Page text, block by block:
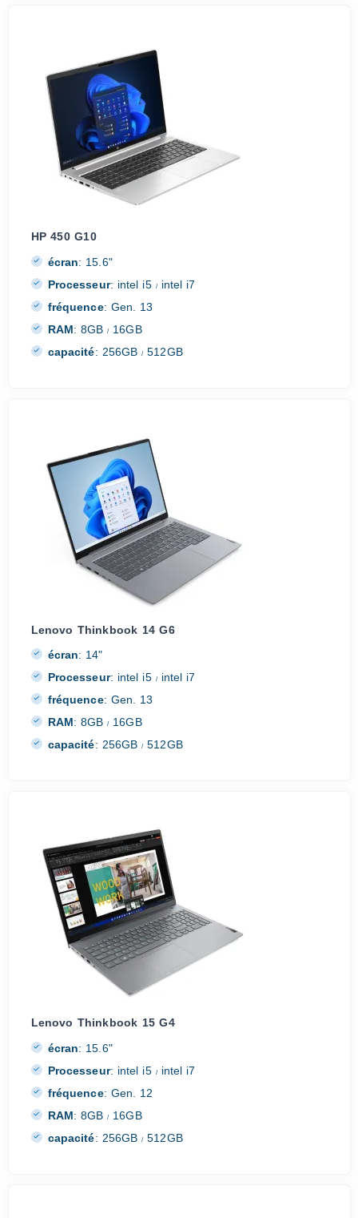
HP 450 G10
écran: 15.6"
Processeur: intel i5 /intel i7
fréquence: Gen. 13
RAM: 8GB/ 16GB
capacité: 256GB/ 512GB
Lenovo Thinkbook 14 G6
écran: 14"
Processeur: intel i5 /intel i7
fréquence: Gen. 13
RAM: 8GB/ 16GB
capacité: 256GB/ 512GB
Lenovo Thinkbook 15 G4
écran: 15.6"
Processeur: intel i5 /intel i7
fréquence: Gen. 12
RAM: 8GB/ 16GB
capacité: 256GB/ 512GB